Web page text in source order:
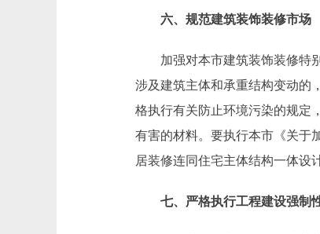
六、规范建筑装饰装修市场
加强对本市建筑装饰装修特别
涉及建筑主体和承重结构变动的
格执行有关防止环境污染的规定
有害的材料。要执行本市《关于
居装修连同住宅主体结构一体设
七、严格执行工程建设强制